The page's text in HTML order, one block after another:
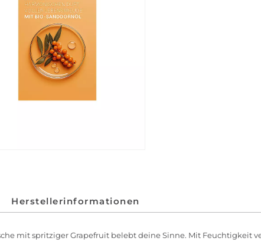
Herstellerinformationen
mit spritziger Grapefruit belebt deine Sinne. Mit Feuchtigkeit